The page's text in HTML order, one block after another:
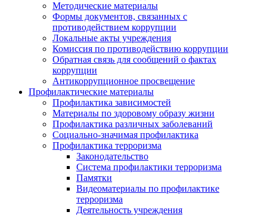
Методические материалы
Формы документов, связанных с
противодействием коррупции
Локальные акты учреждения
Комиссия по противодействию коррупции
Обратная связь для сообщений о фактах
коррупции
Антикоррупционное просвещение
Профилактические материалы
Профилактика зависимостей
Материалы по здоровому образу жизни
Профилактика различных заболеваний
Социально-значимая профилактика
Профилактика терроризма
Законодательство
Система профилактики терроризма
Памятки
Видеоматериалы по профилактике
терроризма
Деятельность учреждения